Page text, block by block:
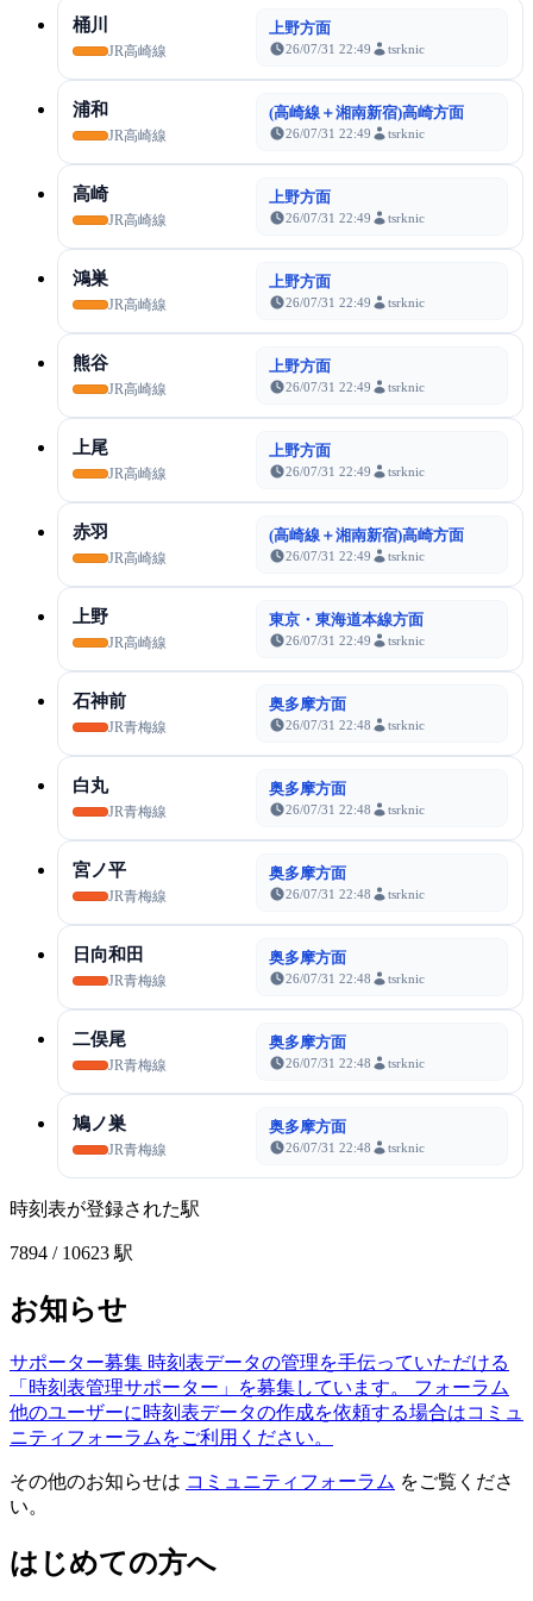
桶川
JR高崎線
上野方面
26/07/31 22:49 tsrknic
浦和
JR高崎線
(高崎線＋湘南新宿)高崎方面
26/07/31 22:49 tsrknic
高崎
JR高崎線
上野方面
26/07/31 22:49 tsrknic
鴻巣
JR高崎線
上野方面
26/07/31 22:49 tsrknic
熊谷
JR高崎線
上野方面
26/07/31 22:49 tsrknic
上尾
JR高崎線
上野方面
26/07/31 22:49 tsrknic
赤羽
JR高崎線
(高崎線＋湘南新宿)高崎方面
26/07/31 22:49 tsrknic
上野
JR高崎線
東京・東海道本線方面
26/07/31 22:49 tsrknic
石神前
JR青梅線
奥多摩方面
26/07/31 22:48 tsrknic
白丸
JR青梅線
奥多摩方面
26/07/31 22:48 tsrknic
宮ノ平
JR青梅線
奥多摩方面
26/07/31 22:48 tsrknic
日向和田
JR青梅線
奥多摩方面
26/07/31 22:48 tsrknic
二俣尾
JR青梅線
奥多摩方面
26/07/31 22:48 tsrknic
鳩ノ巣
JR青梅線
奥多摩方面
26/07/31 22:48 tsrknic
時刻表が登録された駅
7894 / 10623 駅
お知らせ
サポーター募集 時刻表データの管理を手伝っていただける
「時刻表管理サポーター」を募集しています。
フォーラム
他のユーザーに時刻表データの作成を依頼する場合はコミュ
ニティフォーラムをご利用ください。
その他のお知らせは コミュニティフォーラム をご覧くださ
い。
はじめての方へ